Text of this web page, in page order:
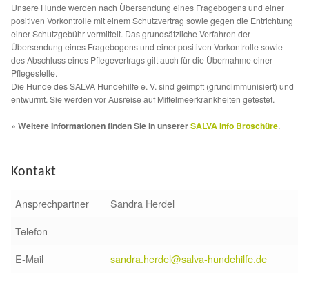
Tierschutz
Auslandstierschutz
Schutzgebühr
Unsere Notnasen
Notnasen mit Handicap
Wichtige Gedanken vor der Adoption
Unsere Hunde werden nach Übersendung eines Fragebogens und einer
positiven Vorkontrolle mit einem Schutzvertrag sowie gegen die Entrichtung
einer Schutzgebühr vermittelt. Das grundsätzliche Verfahren der
Übersendung eines Fragebogens und einer positiven Vorkontrolle sowie
des Abschluss eines Pflegevertrags gilt auch für die Übernahme einer
Pflegestelle.
Die Hunde des SALVA Hundehilfe e. V. sind geimpft (grundimmunisiert) und
entwurmt. Sie werden vor Ausreise auf Mittelmeerkrankheiten getestet.
» Weitere Informationen finden Sie in unsererSALVA Info Broschüre.
Kontakt
Ansprechpartner
Sandra Herdel
Telefon
E-Mail
sandra.herdel@salva-hundehilfe.de